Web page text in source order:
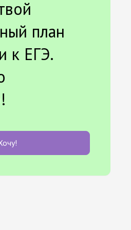
план
к ЕГЭ.